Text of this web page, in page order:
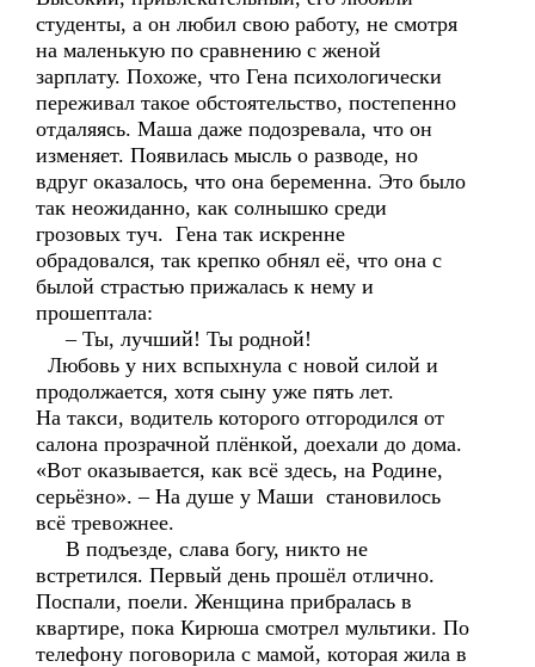
студенты, а он любил свою работу, не смотря
на маленькую по сравнению с женой
зарплату. Похоже, что Гена психологически
переживал такое обстоятельство, постепенно
отдаляясь. Маша даже подозревала, что он
изменяет. Появилась мысль о разводе, но
вдруг оказалось, что она беременна. Это было
так неожиданно, как солнышко среди
грозовых туч. Гена так искренне
обрадовался, так крепко обнял её, что она с
былой страстью прижалась к нему и
прошептала:
– Ты, лучший! Ты родной!
Любовь у них вспыхнула с новой силой и
продолжается, хотя сыну уже пять лет.
На такси, водитель которого отгородился от
салона прозрачной плёнкой, доехали до дома.
«Вот оказывается, как всё здесь, на Родине,
серьёзно». – На душе у Маши становилось
всё тревожнее.
В подъезде, слава богу, никто не
встретился. Первый день прошёл отлично.
Поспали, поели. Женщина прибралась в
квартире, пока Кирюша смотрел мультики. По
телефону поговорила с мамой, которая жила в